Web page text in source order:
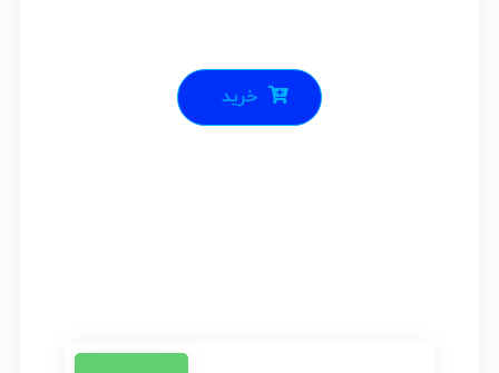
خرید